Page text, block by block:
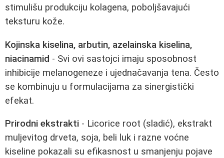
stimulišu produkciju kolagena, poboljšavajući
teksturu kože.
Kojinska kiselina, arbutin, azelainska kiselina,
niacinamid - Svi ovi sastojci imaju sposobnost
inhibicije melanogeneze i ujednačavanja tena. Često
se kombinuju u formulacijama za sinergistički
efekat.
Prirodni ekstrakti - Licorice root (sladić), ekstrakt
muljevitog drveta, soja, beli luk i razne voćne
kiseline pokazali su efikasnost u smanjenju pojave